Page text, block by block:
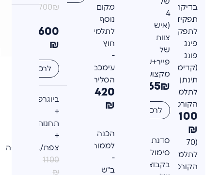
בדיקת
תפקידים
לתפקיד
(קדימות
תינתן
לתלמידי
הקורס)
100
לתלמידי
הקורס)
4
(איש
צוות
פייר+שחקן
מקצועי)
365₪
לרכישה
סדנת
סימולציה
בקבוצות
מקום
נוסף
לתלמידי
עימכם
הסליחה.)
420
הכנה
לממוחשבים
ב"ש
700₪
600
לרכישה
ביוגרפי
תחנות
צפת/ב"ש/חיפה
1100